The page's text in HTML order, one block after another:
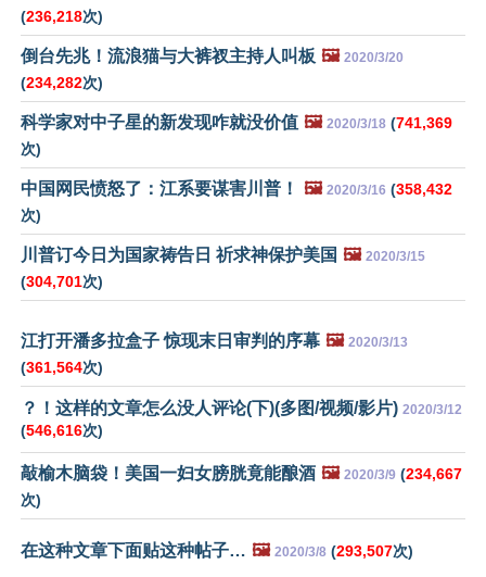
(236,218次)
倒台先兆！流浪猫与大裤衩主持人叫板 🖼️ 2020/3/20
(234,282次)
科学家对中子星的新发现咋就没价值 🖼️ 2020/3/18 (741,369
次)
中国网民愤怒了：江系要谋害川普！ 🖼️ 2020/3/16 (358,432
次)
川普订今日为国家祷告日 祈求神保护美国 🖼️ 2020/3/15
(304,701次)
江打开潘多拉盒子 惊现末日审判的序幕 🖼️ 2020/3/13
(361,564次)
？！这样的文章怎么没人评论(下)(多图/视频/影片) 2020/3/12
(546,616次)
敲榆木脑袋！美国一妇女膀胱竟能酿酒 🖼️ 2020/3/9 (234,667
次)
在这种文章下面贴这种帖子… 🖼️ 2020/3/8 (293,507次)